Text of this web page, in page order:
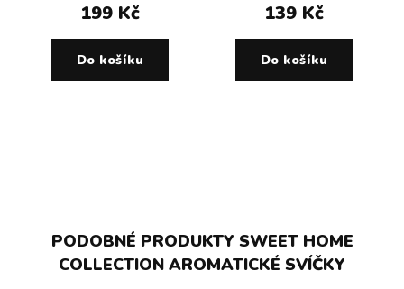
199 Kč
Do košíku
139 Kč
Do košíku
PODOBNÉ PRODUKTY SWEET HOME
COLLECTION AROMATICKÉ SVÍČKY